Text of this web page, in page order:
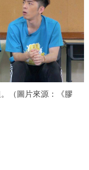
（圖片來源：《膠